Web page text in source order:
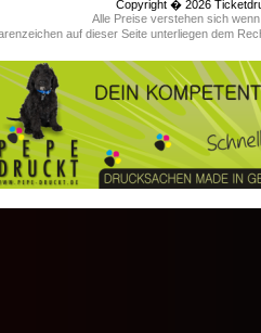
Copyright � 2026
Alle Preise verstehen sich
auf dieser Seite unterliegen dem